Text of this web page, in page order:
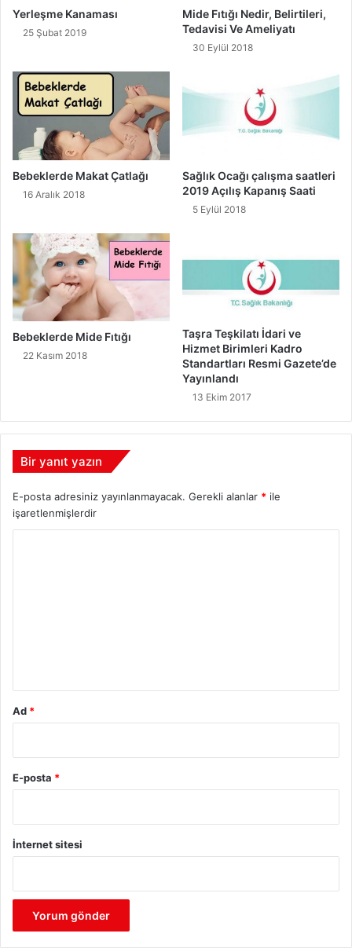
Yerleşme Kanaması
25 Şubat 2019
Mide Fıtığı Nedir, Belirtileri,
Tedavisi Ve Ameliyatı
30 Eylül 2018
Bebeklerde Makat Çatlağı
16 Aralık 2018
Sağlık Ocağı çalışma saatleri
2019 Açılış Kapanış Saati
5 Eylül 2018
Bebeklerde Mide Fıtığı
22 Kasım 2018
Taşra Teşkilatı İdari ve
Hizmet Birimleri Kadro
Standartları Resmi Gazete’de
Yayınlandı
13 Ekim 2017
Bir yanıt yazın
E-posta adresiniz yayınlanmayacak. Gerekli alanlar * ile
işaretlenmişlerdir
Ad *
E-posta *
İnternet sitesi